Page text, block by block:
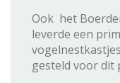
Ook het
leverde een
gesteld voor dit